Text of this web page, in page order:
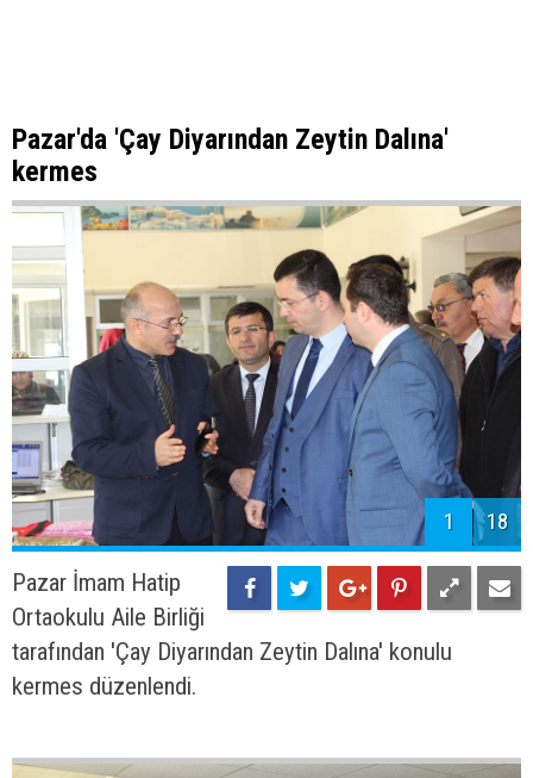
Pazar'da 'Çay Diyarından Zeytin Dalına'
kermes
1 18
Pazar İmam Hatip
Ortaokulu Aile Birliği
tarafından 'Çay Diyarından Zeytin Dalına' konulu
kermes düzenlendi.